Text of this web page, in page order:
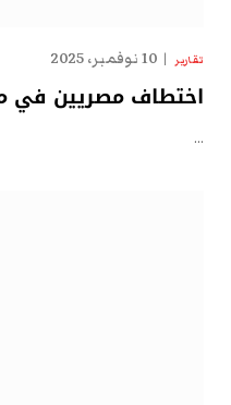
تقارير 10 نوفمبر، 2025
اختطاف مصريين في
…